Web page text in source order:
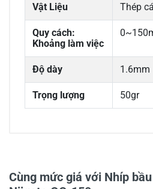
Vật Liệu Thép
Quy cách:
Khoảng làm việc
Độ dày 1.6mm
Trọng lượng 50gr
Cùng mức giá với Nhíp